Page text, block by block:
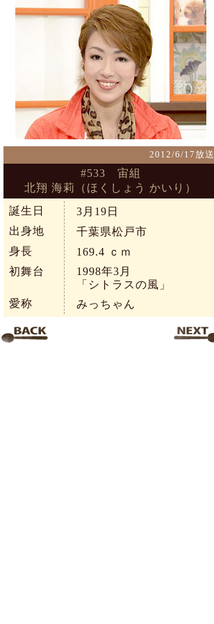
2012/6/17放送
#533 宙組
北翔 海莉（ほくしょう かいり）
誕生日
3月19日
出身地
千葉県松戸市
身長
169.4 ｃｍ
初舞台
1998年3月
「シトラスの風」
愛称
みっちゃん